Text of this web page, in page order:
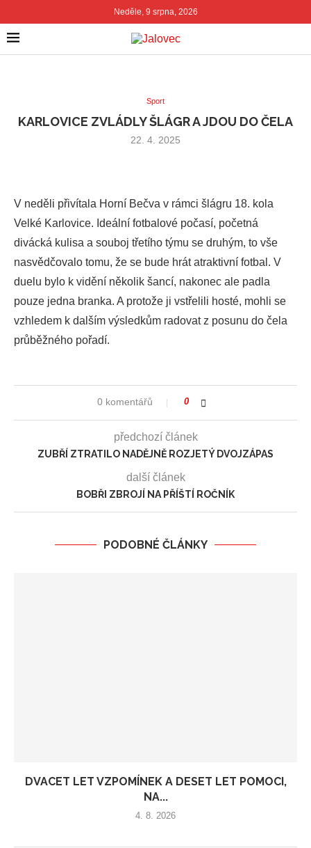
Neděle, 9 srpna, 2026
Sport
KARLOVICE ZVLÁDLY ŠLÁGR A JDOU DO ČELA
22. 4. 2025
V neděli přivítala Horní Bečva v rámci šlágru 18. kola
Velké Karlovice. Ideální fotbalové počasí, početná
divácká kulisa a souboj třetího týmu se druhým, to vše
nasvědčovalo tomu, že se bude hrát atraktivní fotbal. V
duelu bylo k vidění několik šancí, nakonec ale padla
pouze jedna branka. A protože ji vstřelili hosté, mohli se
vzhledem k dalším výsledkům radovat z posunu do čela
průběžného pořadí.
0 komentářů 0
předchozí článek
ZUBŘÍ ZTRATILO NADĚJNĚ ROZJETÝ DVOJZÁPAS
další článek
BOBŘI ZBROJÍ NA PŘÍŠTÍ ROČNÍK
PODOBNÉ ČLÁNKY
DVACET LET VZPOMÍNEK A DESET LET POMOCI,
NA...
4. 8. 2026